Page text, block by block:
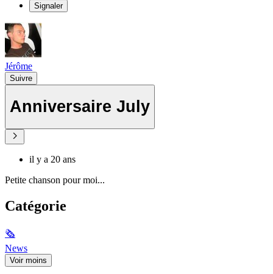
Signaler
Jérôme
Suivre
Anniversaire July
il y a 20 ans
Petite chanson pour moi...
Catégorie
🗞
News
Voir moins